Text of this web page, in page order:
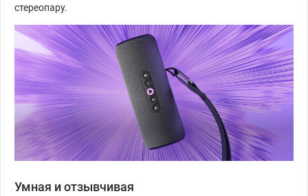
стереопару.
Умная и отзывчивая